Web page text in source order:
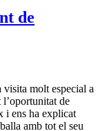
de
visita molt especial a
de
i ens ha explicat
amb tot el seu